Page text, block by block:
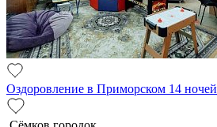
Оздоровление в Приморском 14 ночей